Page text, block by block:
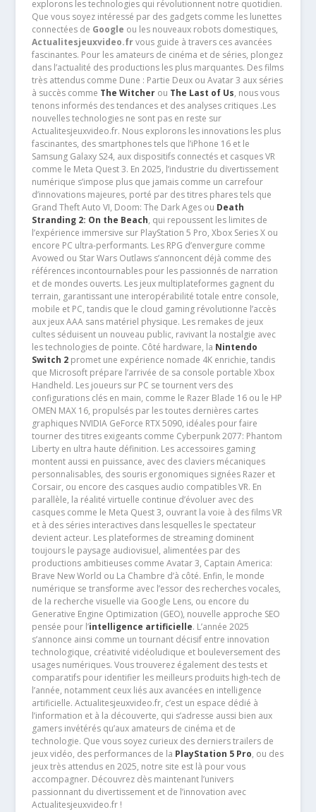
explorons les technologies qui révolutionnent notre quotidien.
Que vous soyez intéressé par des gadgets comme les lunettes
connectées de Google ou les nouveaux robots domestiques,
Actualitesjeuxvideo.frvous guide à travers ces avancées
fascinantes. Pour les amateurs de cinéma et de séries, plongez
dans l’actualité des productions les plus marquantes. Des films
très attendus comme Dune : Partie Deux ou Avatar 3 aux séries
à succès comme The Witcherou The Last of Us, nous vous
tenons informés des tendances et des analyses critiques .Les
nouvelles technologies ne sont pas en reste sur
Actualitesjeuxvideo.fr. Nous explorons les innovations les plus
fascinantes, des smartphones tels que l’iPhone 16 et le
Samsung Galaxy S24, aux dispositifs connectés et casques VR
comme le Meta Quest 3. En 2025, l’industrie du divertissement
numérique s’impose plus que jamais comme un carrefour
d’innovations majeures, porté par des titres phares tels que
Grand Theft Auto VI, Doom: The Dark Ages ou Death
Stranding 2: On the Beach, qui repoussent les limites de
l’expérience immersive sur PlayStation 5 Pro, Xbox Series X ou
encore PC ultra-performants. Les RPG d’envergure comme
Avowed ou Star Wars Outlaws s’annoncent déjà comme des
références incontournables pour les passionnés de narration
et de mondes ouverts. Les jeux multiplateformes gagnent du
terrain, garantissant une interopérabilité totale entre console,
mobile et PC, tandis que le cloud gaming révolutionne l’accès
aux jeux AAA sans matériel physique. Les remakes de jeux
cultes séduisent un nouveau public, ravivant la nostalgie avec
les technologies de pointe. Côté hardware, la Nintendo
Switch 2promet une expérience nomade 4K enrichie, tandis
que Microsoft prépare l’arrivée de sa console portable Xbox
Handheld. Les joueurs sur PC se tournent vers des
configurations clés en main, comme le Razer Blade 16 ou le HP
OMEN MAX 16, propulsés par les toutes dernières cartes
graphiques NVIDIA GeForce RTX 5090, idéales pour faire
tourner des titres exigeants comme Cyberpunk 2077: Phantom
Liberty en ultra haute définition. Les accessoires gaming
montent aussi en puissance, avec des claviers mécaniques
personnalisables, des souris ergonomiques signées Razer et
Corsair, ou encore des casques audio compatibles VR. En
parallèle, la réalité virtuelle continue d’évoluer avec des
casques comme le Meta Quest 3, ouvrant la voie à des films VR
et à des séries interactives dans lesquelles le spectateur
devient acteur. Les plateformes de streaming dominent
toujours le paysage audiovisuel, alimentées par des
productions ambitieuses comme Avatar 3, Captain America:
Brave New World ou La Chambre d’à côté. Enfin, le monde
numérique se transforme avec l’essor des recherches vocales,
de la recherche visuelle via Google Lens, ou encore du
Generative Engine Optimization (GEO), nouvelle approche SEO
pensée pour l’intelligence artificielle. L’année 2025
s’annonce ainsi comme un tournant décisif entre innovation
technologique, créativité vidéoludique et bouleversement des
usages numériques. Vous trouverez également des tests et
comparatifs pour identifier les meilleurs produits high-tech de
l’année, notamment ceux liés aux avancées en intelligence
artificielle. Actualitesjeuxvideo.fr, c’est un espace dédié à
l’information et à la découverte, qui s’adresse aussi bien aux
gamers invétérés qu’aux amateurs de cinéma et de
technologie. Que vous soyez curieux des derniers trailers de
jeux vidéo, des performances de la PlayStation 5 Pro, ou des
jeux très attendus en 2025, notre site est là pour vous
accompagner. Découvrez dès maintenant l’univers
passionnant du divertissement et de l’innovation avec
Actualitesjeuxvideo.fr !